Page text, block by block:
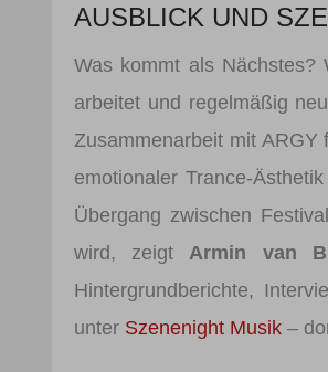
AUSBLICK UND
Was kommt als Nächstes?
arbeitet und regelmäßig
Zusammenarbeit mit
emotionaler Trance-
Übergang zwischen
wird, zeigt Armin van
Hintergrundberichte,
unter Szenenight Musik –